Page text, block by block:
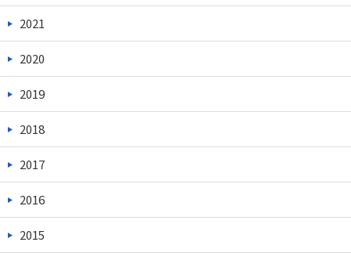
2021
2020
2019
2018
2017
2016
2015